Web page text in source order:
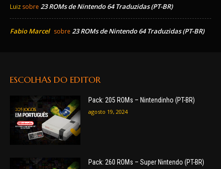
Luiz sobre 23 ROMs de Nintendo 64 Traduzidas (PT-BR)
Fabio Marcel sobre 23 ROMs de Nintendo 64 Traduzidas (PT-BR)
ESCOLHAS DO EDITOR
Pack: 205 ROMs – Nintendinho (PT-BR)
agosto 19, 2024
Pack: 260 ROMs – Super Nintendo (PT-BR)